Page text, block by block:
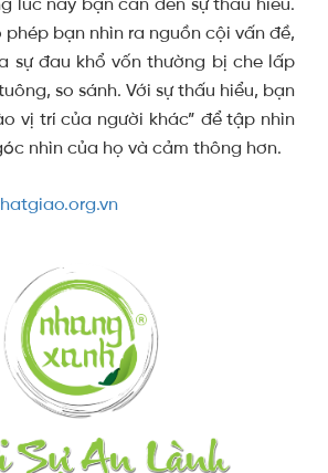
phép bạn nhìn ra nguồn cội vấn đề,
sự đau khổ vốn thường bị che lấp
so sánh. Với sự thấu hiểu, bạn
vị trí của người khác” để tập nhìn
nhìn của họ và cảm thông hơn.